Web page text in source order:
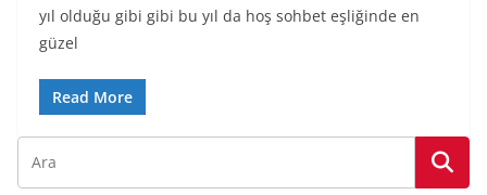
yıl olduğu gibi gibi bu yıl da hoş sohbet eşliğinde en
güzel
Read More